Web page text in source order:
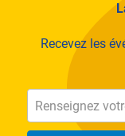
Recevez les